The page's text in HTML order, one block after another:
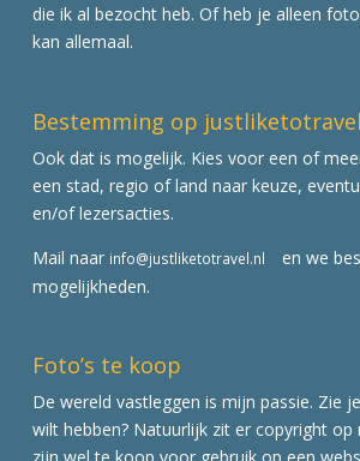
die ik al bezocht heb. Of heb je alleen
kan allemaal.
Bestemming op
Ook dat is mogelijk. Kies voor een of
een stad, regio of land naar keuze,
en/of lezersacties.
Mail naar info@justliketotravel.nl
en we
mogelijkheden.
Foto’s te koop
De wereld vastleggen is mijn passie. Zie
wilt hebben? Natuurlijk zit er copyright